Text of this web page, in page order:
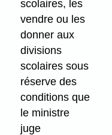
scolaires, les
vendre ou les
donner aux
divisions
scolaires sous
réserve des
conditions que
le ministre
juge